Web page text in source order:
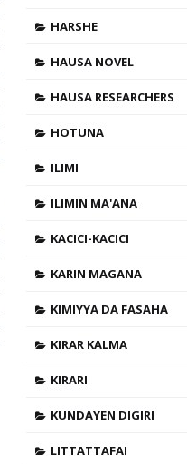
HARSHE
HAUSA NOVEL
HAUSA RESEARCHERS
HOTUNA
ILIMI
ILIMIN MA'ANA
KACICI-KACICI
KARIN MAGANA
KIMIYYA DA FASAHA
KIRAR KALMA
KIRARI
KUNDAYEN DIGIRI
LITTATTAFAI